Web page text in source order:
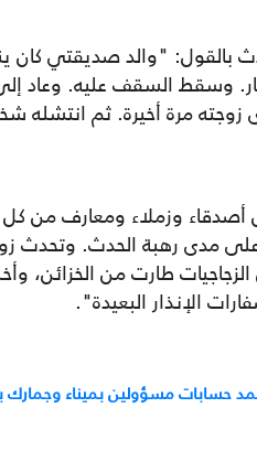
بالقول: "والد صديقتي
وسقط السقف عليه. وعاد
زوجته مرة أخيرة. ثم
وزملاء ومعارف من كل
على مدى رهبة الحدث.
طارت من الخزائن،
الإنذار البعيدة".
حسابات مسؤولين بميناء وجمارك